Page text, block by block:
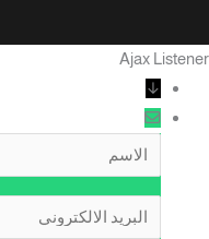
Ajax Listener
↓